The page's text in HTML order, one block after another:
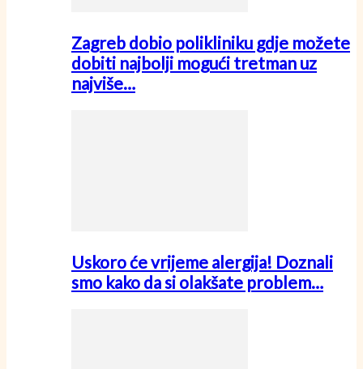
Zagreb dobio polikliniku gdje možete
dobiti najbolji mogući tretman uz
najviše…
Uskoro će vrijeme alergija! Doznali
smo kako da si olakšate problem…